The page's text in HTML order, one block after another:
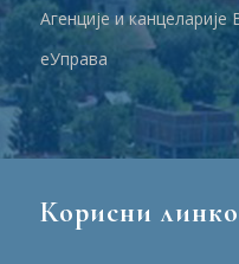
Агенције и
еУправа
Корисни